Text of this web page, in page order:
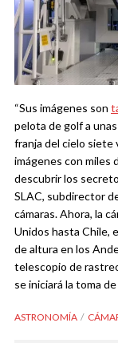
“Sus imágenes son
pelota de golf a
franja del cielo siete
imágenes con miles
descubrir los
SLAC, subdirector
cámaras.Ahora, la
Unidos hasta Chile,
de altura en los
telescopio de
se iniciará la toma
ASTRONOMÍA